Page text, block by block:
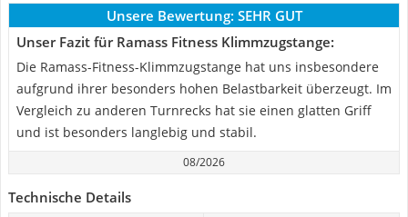
Unsere Bewertung: SEHR GUT
Unser Fazit für Ramass Fitness Klimmzugstange:
Die Ramass-Fitness-Klimmzugstange hat uns insbesondere
aufgrund ihrer besonders hohen Belastbarkeit überzeugt. Im
Vergleich zu anderen Turnrecks hat sie einen glatten Griff
und ist besonders langlebig und stabil.
08/2026
Technische Details